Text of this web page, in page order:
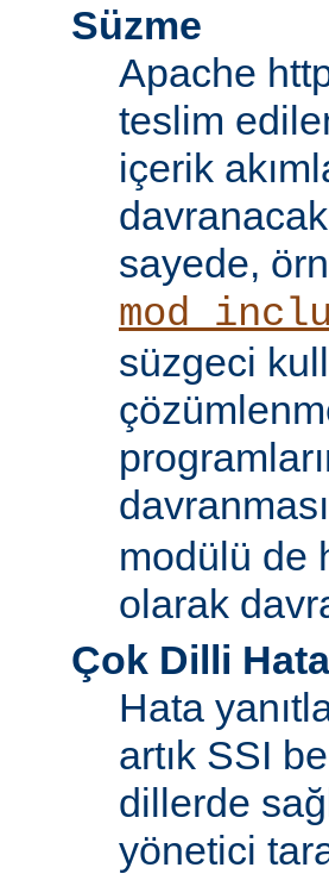
Süzme
Apache
teslim
içerik
sayede,
süzgeci
modülü de
olarak
Çok Dilli Hata
Hata
artık SSI
dillerde
yönetici